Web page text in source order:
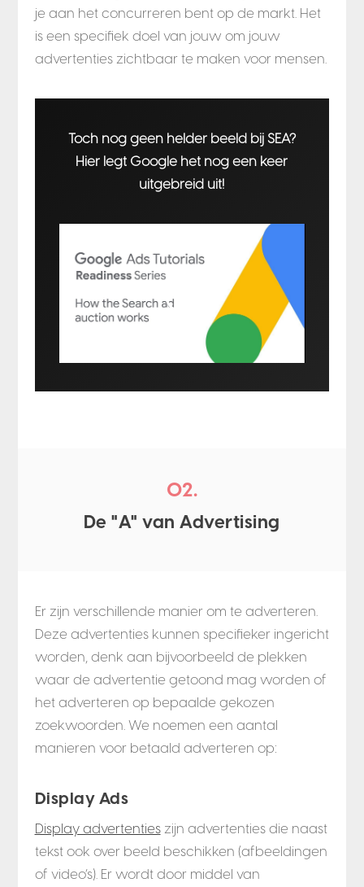
je aan het concurreren bent op de markt. Het
is een specifiek doel van jouw om jouw
advertenties zichtbaar te maken voor mensen.
Toch nog geen helder beeld bij SEA?
Hier legt Google het nog een keer
uitgebreid uit!
02.
De "A" van Advertising
Er zijn verschillende manier om te adverteren.
Deze advertenties kunnen specifieker ingericht
worden, denk aan bijvoorbeeld de plekken
waar de advertentie getoond mag worden of
het adverteren op bepaalde gekozen
zoekwoorden. We noemen een aantal
manieren voor betaald adverteren op:
Display Ads
Display advertentieszijn advertenties die naast
tekst ook over beeld beschikken (afbeeldingen
of video’s). Er wordt door middel van